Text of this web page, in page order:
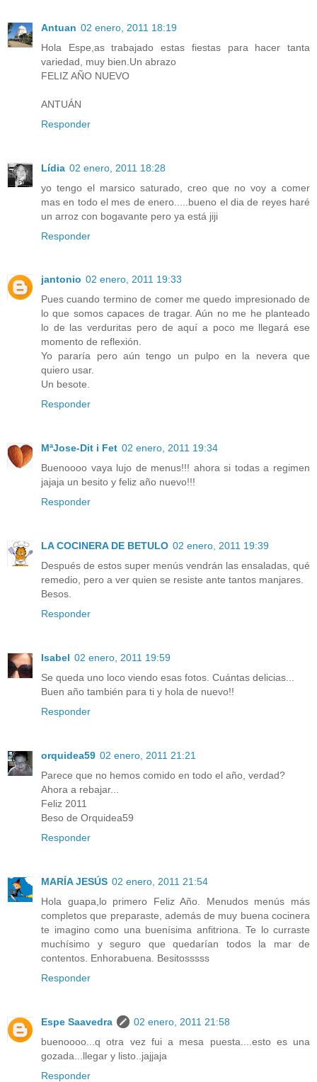
Antuan 02 enero, 2011 18:19
Hola Espe,as trabajado estas fiestas para hacer tanta
variedad, muy bien.Un abrazo
FELIZ AÑO NUEVO
ANTUÁN
Responder
Lídia 02 enero, 2011 18:28
yo tengo el marsico saturado, creo que no voy a comer
mas en todo el mes de enero.....bueno el dia de reyes haré
un arroz con bogavante pero ya está jiji
Responder
jantonio 02 enero, 2011 19:33
Pues cuando termino de comer me quedo impresionado de
lo que somos capaces de tragar. Aún no me he planteado
lo de las verduritas pero de aquí a poco me llegará ese
momento de reflexión.
Yo pararía pero aún tengo un pulpo en la nevera que
quiero usar.
Un besote.
Responder
MªJose-Dit i Fet 02 enero, 2011 19:34
Buenoooo vaya lujo de menus!!! ahora si todas a regimen
jajaja un besito y feliz año nuevo!!!
Responder
LA COCINERA DE BETULO 02 enero, 2011 19:39
Después de estos super menús vendrán las ensaladas, qué
remedio, pero a ver quien se resiste ante tantos manjares.
Besos.
Responder
Isabel 02 enero, 2011 19:59
Se queda uno loco viendo esas fotos. Cuántas delicias...
Buen año también para ti y hola de nuevo!!
Responder
orquidea59 02 enero, 2011 21:21
Parece que no hemos comido en todo el año, verdad?
Ahora a rebajar...
Feliz 2011
Beso de Orquidea59
Responder
MARÍA JESÚS 02 enero, 2011 21:54
Hola guapa,lo primero Feliz Año. Menudos menús más
completos que preparaste, además de muy buena cocinera
te imagino como una buenísima anfitriona. Te lo curraste
muchísimo y seguro que quedarían todos la mar de
contentos. Enhorabuena. Besitosssss
Responder
Espe Saavedra
02 enero, 2011 21:58
buenoooo...q otra vez fui a mesa puesta....esto es una
gozada...llegar y listo..jajjaja
Responder